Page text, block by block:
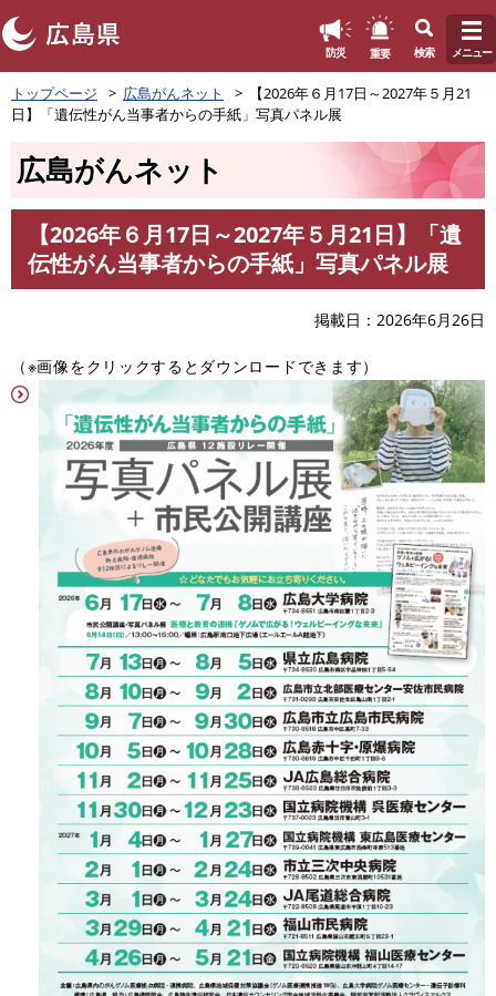
ペ
ー
ジ
防災 重要 検索 メニュー
トップページ 広島がんネット
【2026年６月17日～2027年５月21
日】「遺伝性がん当事者からの手紙」写真パネル展
広島がんネット
【2026年６月17日～2027年５月21日】「遺
伝性がん当事者からの手紙」写真パネル展
掲載日 2026年6月26日
（※画像をクリックするとダウンロードできます）